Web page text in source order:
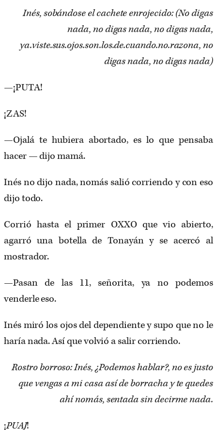
Inés, sobándose el cachete enrojecido: (No digas
nada, no digas nada, no digas nada,
ya.viste.sus.ojos.son.los.de.cuando.no.razona, no
digas nada, no digas nada)
—¡PUTA!
¡ZAS!
—Ojalá te hubiera abortado, es lo que pensaba
hacer — dijo mamá.
Inés no dijo nada, nomás salió corriendo y con eso
dijo todo.
Corrió hasta el primer OXXO que vio abierto,
agarró una botella de Tonayán y se acercó al
mostrador.
—Pasan de las 11, señorita, ya no podemos
venderle eso.
Inés miró los ojos del dependiente y supo que no le
haría nada. Así que volvió a salir corriendo.
Rostro borroso: Inés, ¿Podemos hablar?, no es justo
que vengas a mi casa así de borracha y te quedes
ahí nomás, sentada sin decirme nada.
¡PUAJ!